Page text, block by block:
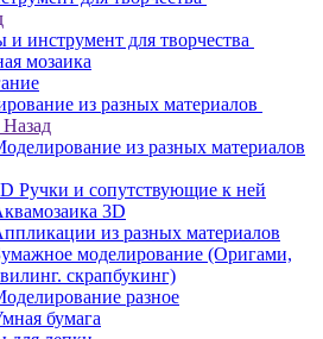
и инструмент для творчества
мозаика
из разных материалов
Назад
из разных материалов
Ручки и сопутствующие к ней
3D
из разных материалов
моделирование (Оригами,
скрапбукинг)
разное
бумага